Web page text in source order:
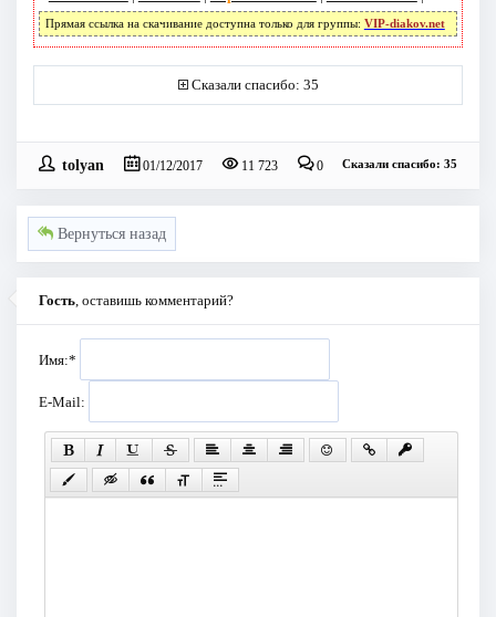
Прямая ссылка на скачивание доступна только для группы: VIP-diakov.net
Сказали спасибо: 35
tolyan 01/12/2017 11 723 0 Сказали спасибо: 35
Вернуться назад
Гость, оставишь комментарий?
Имя:*
E-Mail: